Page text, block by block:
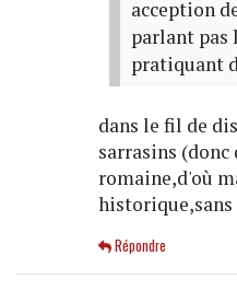
acception
parlant pas
pratiquant
dans le fil de
sarrasins (donc
romaine,d'où
historique,sans
Répondre